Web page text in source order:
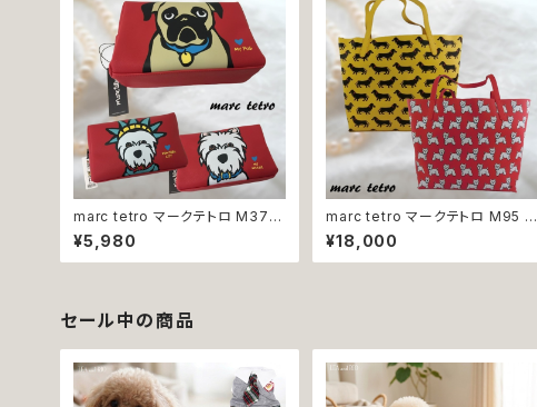
marc tetro マークテトロ M37
M39 M41 ポーチ 小物入れ 化粧
ポーチ コスメポーチ ウエストハイ
ランドホワイトテリア パグ 犬
¥5,980
marc tetro マークテトロ M95 M
97 トートバッグ レディース 鞄 か
ばん バッグ ウエストハイランドホ
ワイトテリア ミニチュアダックスフ
¥18,000
セール中の商品